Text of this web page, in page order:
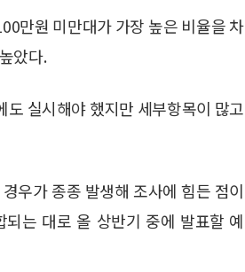
만원 미만대가 가장 높은 비율을 차
았다.
실시해야 했지만 세부항목이 많고
우가 종종 발생해 조사에 힘든 점이
는 대로 올 상반기 중에 발표할 예